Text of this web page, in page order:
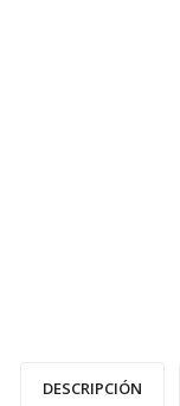
DESCRIPCIÓN